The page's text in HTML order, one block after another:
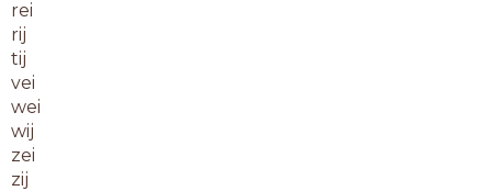
rei
rij
tij
vei
wei
wij
zei
zij